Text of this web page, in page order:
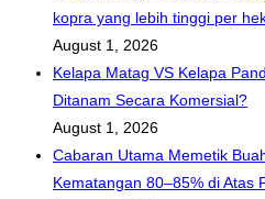
kopra yang lebih tinggi per
August 1, 2026
Kelapa Matag VS Kelapa
Ditanam Secara Komersial?
August 1, 2026
Cabaran Utama Memetik
Kematangan 80–85% di Atas